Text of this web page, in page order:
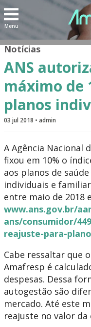
Menu
Notícias
ANS
máximo de
planos
03 jul 2018 • admin
A Agência Nacional
fixou em 10% o
aos planos de
individuais e
entre maio de 2018
www.ans.gov.br/
ans/consumidor/
reajuste-para-
Cabe ressaltar que
Amafresp é
despesas. Dessa
autogestão são
mercado. Até este
reajuste no valor da